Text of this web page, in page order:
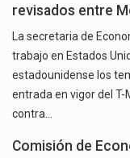
revisados entre
La secretaria de
trabajo en Estados
estadounidense los
entrada en vigor del T-
contra…
Comisión de